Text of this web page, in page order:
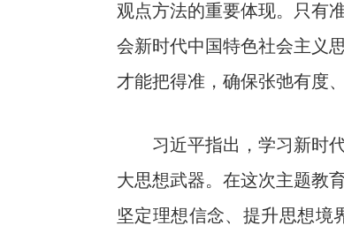
观点方法的重要体现。只有
会新时代中国特色社会主义
才能把得准，确保张弛有度
习近平指出，学习新时
大思想武器。在这次主题教
坚定理想信念、提升思想境